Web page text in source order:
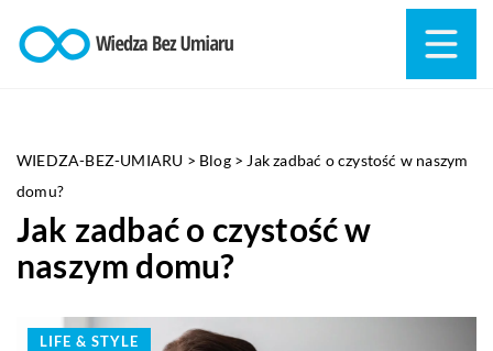
WIEDZA-BEZ-UMIARU > Blog> Jak zadbać o czystość w naszym
domu?
Jak zadbać o czystość w
naszym domu?
LIFE & STYLE